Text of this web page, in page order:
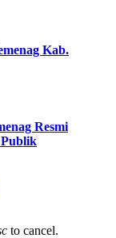
Kab.
Resmi
to cancel.